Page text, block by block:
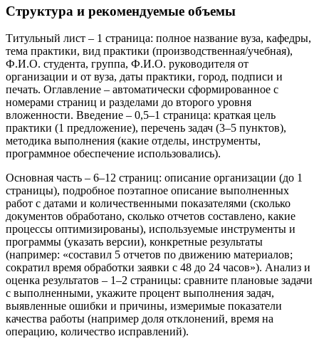
Структура и рекомендуемые объемы
Титульный лист – 1 страница: полное название вуза, кафедры,
тема практики, вид практики (производственная/учебная),
Ф.И.О. студента, группа, Ф.И.О. руководителя от
организации и от вуза, даты практики, город, подписи и
печать. Оглавление – автоматически сформированное с
номерами страниц и разделами до второго уровня
вложенности. Введение – 0,5–1 страница: краткая цель
практики (1 предложение), перечень задач (3–5 пунктов),
методика выполнения (какие отделы, инструменты,
программное обеспечение использовались).
Основная часть – 6–12 страниц: описание организации (до 1
страницы), подробное поэтапное описание выполненных
работ с датами и количественными показателями (сколько
документов обработано, сколько отчетов составлено, какие
процессы оптимизированы), используемые инструменты и
программы (указать версии), конкретные результаты
(например: «составил 5 отчетов по движению материалов;
сократил время обработки заявки с 48 до 24 часов»). Анализ и
оценка результатов – 1–2 страницы: сравните плановые задачи
с выполненными, укажите процент выполнения задач,
выявленные ошибки и причины, измеримые показатели
качества работы (например доля отклонений, время на
операцию, количество исправлений).